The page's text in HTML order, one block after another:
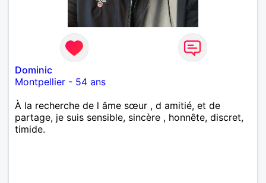
Dominic
Montpellier - 54 ans
À la recherche de l âme sœur , d amitié, et de
partage, je suis sensible, sincère , honnête, discret,
timide.